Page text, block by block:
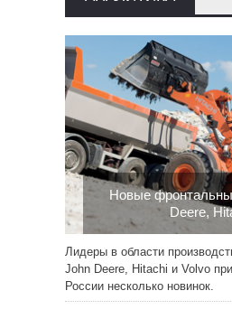
Новые
Deere,
Лидеры в области
John Deere, Hitachi и Volvo
России несколько новинок.